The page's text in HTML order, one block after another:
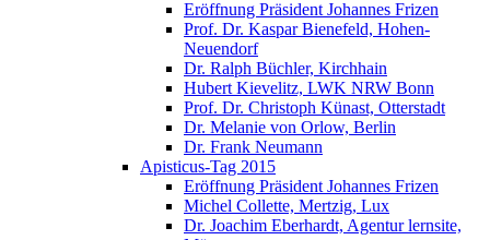
Eröffnung Präsident Johannes Frizen
Prof. Dr. Kaspar Bienefeld, Hohen-
Neuendorf
Dr. Ralph Büchler, Kirchhain
Hubert Kievelitz, LWK NRW Bonn
Prof. Dr. Christoph Künast, Otterstadt
Dr. Melanie von Orlow, Berlin
Dr. Frank Neumann
Apisticus-Tag 2015
Eröffnung Präsident Johannes Frizen
Michel Collette, Mertzig, Lux
Dr. Joachim Eberhardt, Agentur lernsite,